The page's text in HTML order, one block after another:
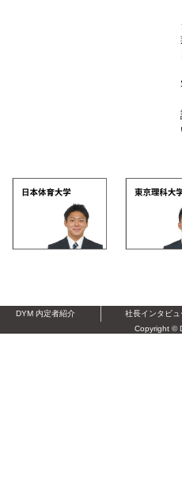
DYM 内定者紹介
社長インタビュ
Copyright ©